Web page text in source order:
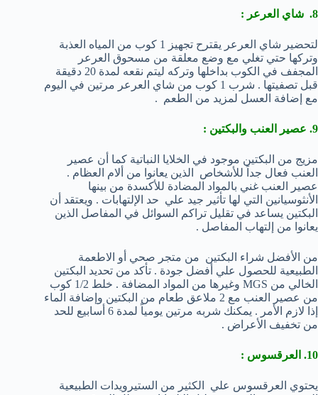
8. شاي العرعر :
لتحضير شاي العرعر يقترح تجهيز 1 كوب من المياه العذبة
وتركها حتي تغلي مع وضع معلقة من مسحوق العرعر
المجفف في الكوب بداخلها وتركه ليتم نقعه لمدة 20 دقيقة
قبل تصفيتها . شرب 1 كوب من شاي العرعر مرتين في اليوم
مع إضافة العسل لمزيد من الطعم .
9. عصير العنب والبكتين :
مزيج من البكتين موجود في الخلايا النباتية كما أن عصير
العنب فعال جداً للأشخاص الذين يعانوا من ألام العظام .
عصير العنب غني بالمواد المضادة للأكسدة من بينها
الأنثوسيانين التي لها تأثير جيد علي حد الإلتهابات . ويعتقد أن
البكتين يساعد في تقليل تراكم السوائل في المفاصل الذين
يعانوا من إلتهاب المفاصل .
من الأفضل شراء البكتين من متجر صحي أو الاطعمة
الطبيعية للحصول علي أفضل جودة . تأكد من تحديد البكتين
الخالي من MGS وغيرها من المواد المضافة . خلط 1/2 كوب
من عصير العنب مع 2 ملاعق طعام من البكتين وإضافة الماء
إذا لازم الأمر . يمكنك شربه مرتين يومياً لمدة 6 أسابيع للحد
من تخفيف الأعراض .
10. العرقسوس :
يحتوي العرقسوس علي الكثير من الستيرويدات الطبيعية